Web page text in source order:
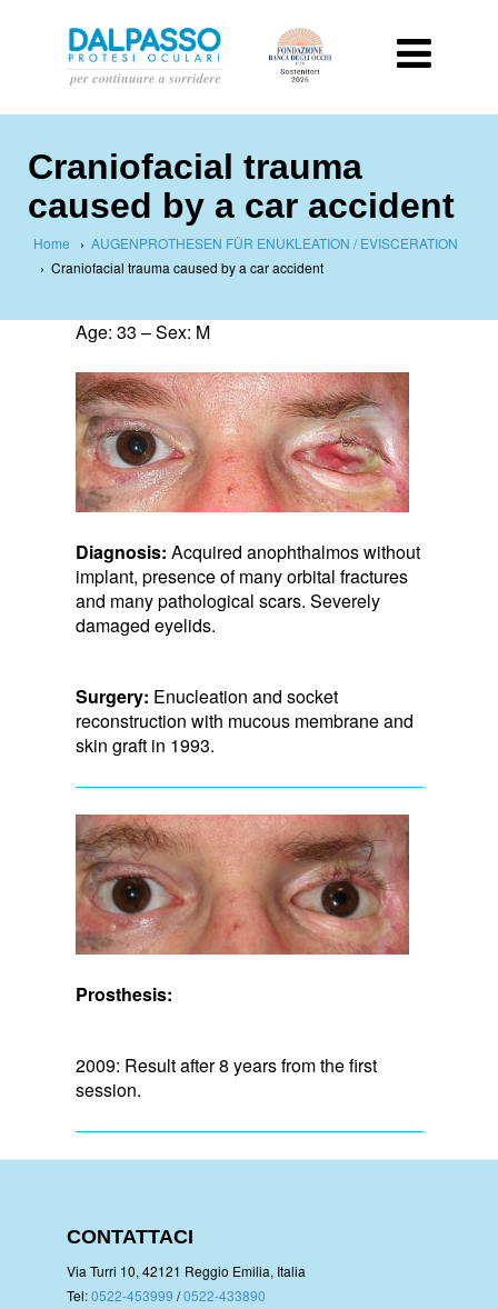
Craniofacial trauma
caused by a car accident
Home › AUGENPROTHESEN FÜR ENUKLEATION / EVISCERATION
› Craniofacial trauma caused by a car accident
Age: 33 – Sex: M
Diagnosis: Acquired anophthalmos without
implant, presence of many orbital fractures
and many pathological scars. Severely
damaged eyelids.
Surgery: Enucleation and socket
reconstruction with mucous membrane and
skin graft in 1993.
Prosthesis:
2009: Result after 8 years from the first
session.
CONTATTACI
Via Turri 10, 42121 Reggio Emilia, Italia
Tel:0522-453999 /0522-433890